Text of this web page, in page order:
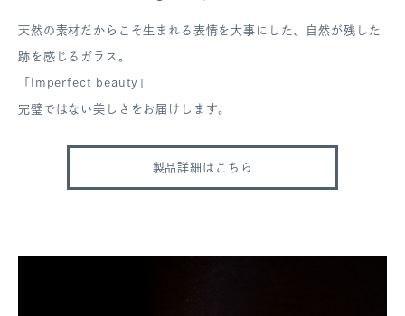
天然の素材だからこそ生まれる表情を大事にした、自然が残した
跡を感じるガラス。
「Imperfect beauty」
完璧ではない美しさをお届けします。
製品詳細はこちら